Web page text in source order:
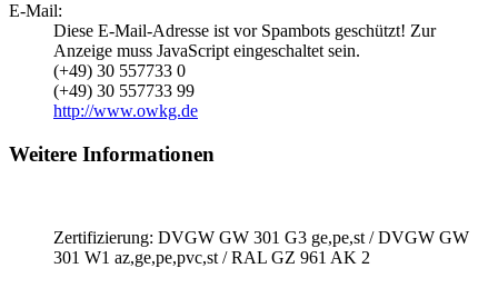
E-Mail:
Diese E-Mail-Adresse ist vor Spambots geschützt! Zur
Anzeige muss JavaScript eingeschaltet sein.
(+49) 30 557733 0
(+49) 30 557733 99
http://www.owkg.de
Weitere Informationen
Zertifizierung: DVGW GW 301 G3 ge,pe,st / DVGW GW
301 W1 az,ge,pe,pvc,st / RAL GZ 961 AK 2